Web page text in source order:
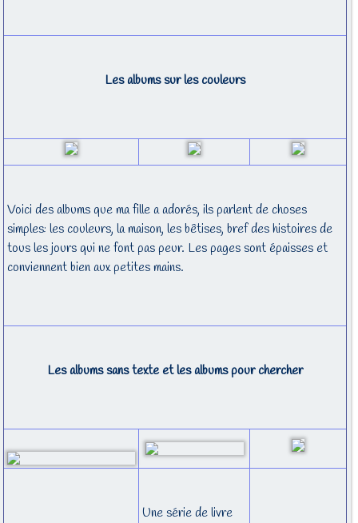
Les albums sur les couleurs
Voici des albums que ma fille a adorés, ils parlent de choses
simples: les couleurs, la maison, les bêtises, bref des histoires de
tous les jours qui ne font pas peur. Les pages sont épaisses et
conviennent bien aux petites mains.
Les albums sans texte et les albums pour chercher
Une série de livre